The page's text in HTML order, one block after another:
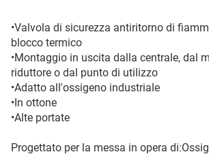
•Valvola di sicurezza antiritorno di
blocco termico
•Montaggio in uscita dalla centrale, dal
riduttore o dal punto di utilizzo
•Adatto all'ossigeno industriale
•In ottone
•Alte portate
Progettato per la messa in opera